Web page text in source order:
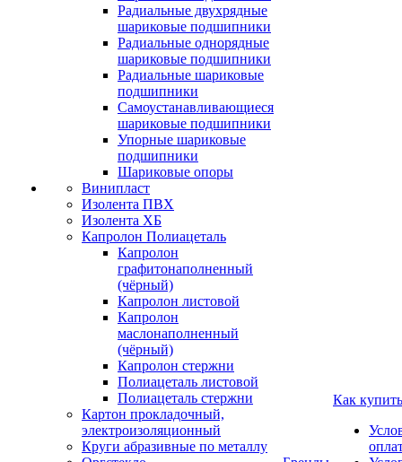
Радиальные двухрядные
шариковые подшипники
Радиальные однорядные
шариковые подшипники
Радиальные шариковые
подшипники
Самоустанавливающиеся
шариковые подшипники
Упорные шариковые
подшипники
Шариковые опоры
Винипласт
Изолента ПВХ
Изолента ХБ
Капролон Полиацеталь
Капролон
графитонаполненный
(чёрный)
Капролон листовой
Капролон
маслонаполненный
(чёрный)
Капролон стержни
Полиацеталь листовой
Полиацеталь стержни
Картон прокладочный,
электроизоляционный
Круги абразивные по металлу
Как купить